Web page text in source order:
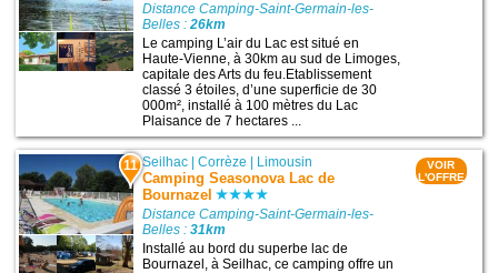
Distance Camping-Saint-Germain-les-
Belles :26km
Le camping L’air du Lac est situé en
Haute-Vienne, à 30km au sud de Limoges,
capitale des Arts du feu.Etablissement
classé 3 étoiles, d’une superficie de 30
000m², installé à 100 mètres du Lac
Plaisance de 7 hectares ...
11 Seilhac |Corrèze | Limousin
Camping Seasonova Lac de
Bournazel
Distance Camping-Saint-Germain-les-
Belles :31km
Installé au bord du superbe lac de
Bournazel, à Seilhac, ce camping offre un
VOIR
L'OFFRE